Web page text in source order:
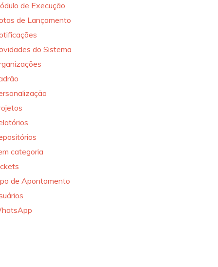
de Execução
de Lançamento
do Sistema
categoria
de Apontamento